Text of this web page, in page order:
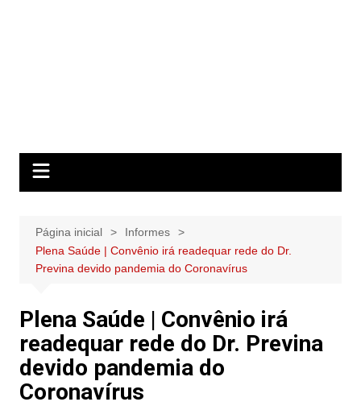
Página inicial
Informes
Plena Saúde | Convênio irá readequar rede do Dr.
Previna devido pandemia do Coronavírus
Plena Saúde | Convênio irá
readequar rede do Dr. Previna
devido pandemia do
Coronavírus